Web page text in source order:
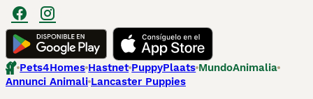
Pets4Homes Hastnet PuppyPlaats MundoAnimalia
Annunci Animali Lancaster Puppies